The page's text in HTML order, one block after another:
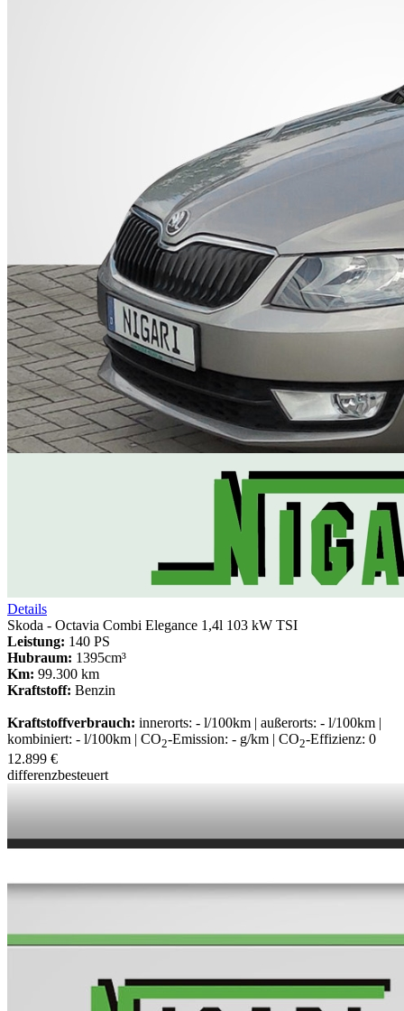
Details
Skoda - Octavia Combi Elegance 1,4l 103 kW TSI
Leistung: 140 PS
Hubraum: 1395cm³
Km: 99.300 km
Kraftstoff: Benzin
Kraftstoffverbrauch: innerorts: - l/100km | außerorts: - l/100km |
kombiniert: - l/100km | CO2-Emission: - g/km | CO2-Effizienz: 0
12.899 €
differenzbesteuert